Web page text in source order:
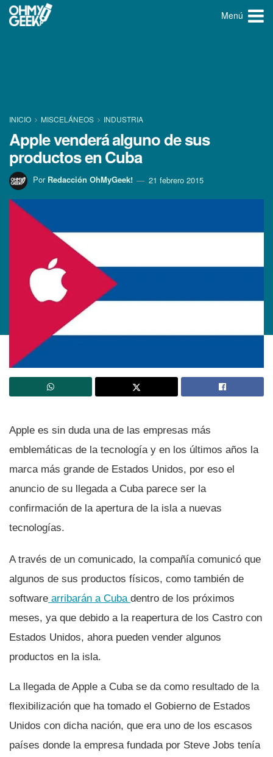
Menú
INICIO MISCELÁNEOS INDUSTRIA
Apple venderá alguno de sus
productos en Cuba
Por Redacción OhMyGeek! 21 febrero 2015
Apple es sin duda una de las empresas más
emblemáticas de la tecnologí­a y en los últimos años la
marca más grande de Estados Unidos, por eso el
anuncio de su llegada a Cuba parece ser la
confirmación de la apertura de la isla a nuevas
tecnologí­as.
A través de un comunicado, la compañí­a comunicó que
algunos de sus productos fí­sicos, como también de
software arribarán a Cuba dentro de los próximos
meses, ya que debido a la reapertura de los Castro con
Estados Unidos, ahora pueden vender algunos
productos en la isla.
La llegada de Apple a Cuba se da como resultado de la
flexibilización que ha tomado el Gobierno de Estados
Unidos con dicha nación, que era uno de los escasos
paí­ses donde la empresa fundada por Steve Jobs tení­a